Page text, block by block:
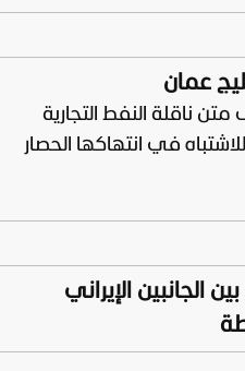
عمان
ناقلة النفط التجارية
في انتهاكها الحصار
الجانبين الإيراني